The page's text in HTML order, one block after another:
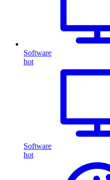
Software
hot
Software
hot